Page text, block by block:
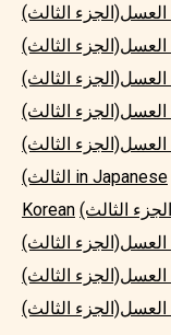
الثالث) in Japanese
Korean